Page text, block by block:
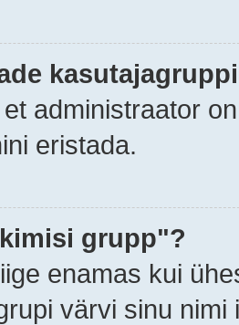
administraator
eristada.
grupp"?
enamas kui
värvi sinu